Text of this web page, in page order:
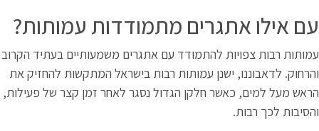
מתמודדות עמותות?
עם אתגרים משמעותיים בעתיד הקרוב
עמותות רבות בישראל המתקשות להחזיק את
הגדול נסגר לאחר זמן קצר של פעילות,